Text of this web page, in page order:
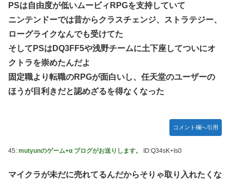
PSは自由度が低いムービィRPGを支持していて
ニンテンドーでは昔からクラスチェンジ、ストラテジー、
ローグライクなんでも受けてた
そしてPSはDQ3FF5や浅野チームに土下座してついにオ
クトラを崇めたんだよ
固定職より転職のRPGが面白いし、任天堂のユーザーの
ほうが目利きだと認めざるを得なくなった
コメント欄へ引用
45: mutyunのゲーム+α ブログがお送りします。 ID:Q34sK+Is0
マイクラが未だに売れてるんだからそりゃ取り入れたくな